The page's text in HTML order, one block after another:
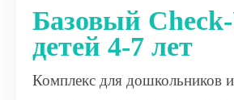
Базовый
детей 4-7 лет
Комплекс для дошкольников